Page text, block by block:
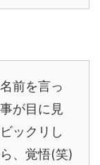
前を言っ
が目に見
ックリし
、覚悟(笑)